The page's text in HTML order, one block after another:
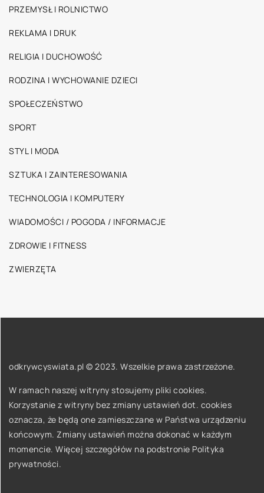
PRZEMYSŁ I ROLNICTWO
REKLAMA I DRUK
RELIGIA I DUCHOWOŚĆ
RODZINA I WYCHOWANIE DZIECI
SPOŁECZEŃSTWO
SPORT
STYL I MODA
SZTUKA I ZAINTERESOWANIA
TECHNOLOGIA I KOMPUTERY
WIADOMOŚCI / POGODA / INFORMACJE
ZDROWIE I FITNESS
ZWIERZĘTA
odkrywcyswiata.pl © 2023. Wszelkie prawa zastrzeżone.
W ramach naszej witryny stosujemy pliki cookies.
Korzystanie z witryny bez zmiany ustawień dot. cookies
oznacza, że będą one zamieszczane w Państwa urządzeniu
końcowym. Zmiany ustawień można dokonać w każdym
momencie. Więcej szczegółów na podstronie Polityka
prywatności.